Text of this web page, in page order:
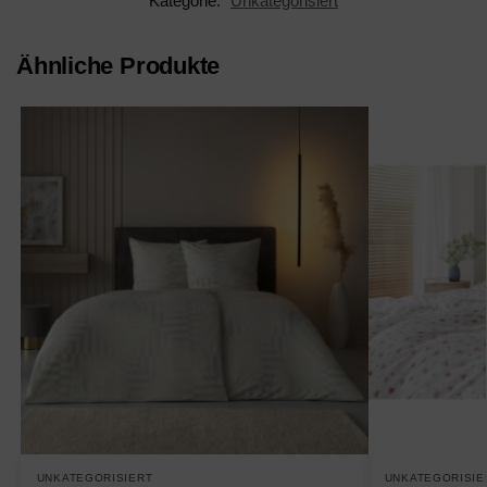
Ähnliche Produkte
UNKATEGORISIERT